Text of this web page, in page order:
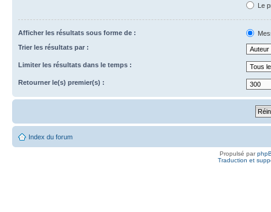
Le
Afficher les résultats sous forme de :
Trier les résultats par :
Limiter les résultats dans le temps :
Retourner le(s) premier(s) :
Index du forum
Propulsé par
Traduction et